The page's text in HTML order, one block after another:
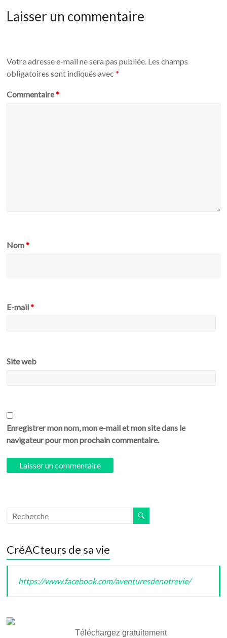
Laisser un commentaire
Votre adresse e-mail ne sera pas publiée. Les champs
obligatoires sont indiqués avec*
Commentaire*
Nom*
E-mail*
Site web
Enregistrer mon nom, mon e-mail et mon site dans le
navigateur pour mon prochain commentaire.
CréACteurs de sa vie
https://www.facebook.com/aventuresdenotrevie/
Téléchargez gratuitement